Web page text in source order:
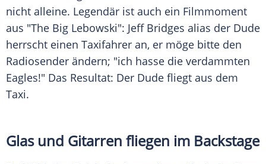
nicht alleine. Legendär ist auch ein Filmmoment
aus "The Big Lebowski": Jeff Bridges alias der Dude
herrscht einen Taxifahrer an, er möge bitte den
Radiosender ändern; "ich hasse die verdammten
Eagles!" Das Resultat: Der Dude fliegt aus dem
Taxi.
Glas und Gitarren fliegen im Backstage